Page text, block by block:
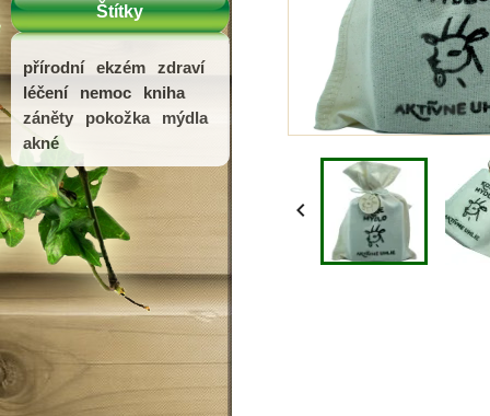
Štítky
přírodní ekzém
zdraví
léčení
nemoc
kniha
záněty
pokožka
mýdla
akné
